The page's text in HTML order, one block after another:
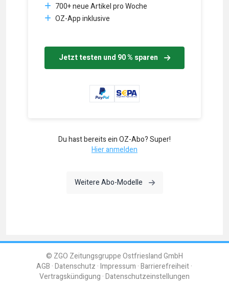
700+ neue Artikel pro Woche
OZ-App inklusive
Jetzt testen und 90 % sparen
Du hast bereits ein OZ-Abo? Super!
Hier anmelden
Weitere Abo-Modelle
© ZGO Zeitungsgruppe Ostfriesland GmbH
AGB Datenschutz Impressum Barrierefreiheit
Vertragskündigung Datenschutzeinstellungen